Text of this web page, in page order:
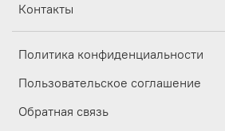
Контакты
Политика конфиденциальности
Пользовательское соглашение
Обратная связь